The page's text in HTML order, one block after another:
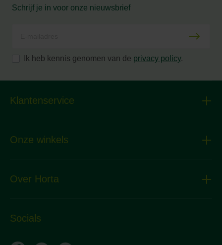
Schrijf je in voor onze nieuwsbrief
Ik heb kennis genomen van de privacy policy.
Klantenservice
Onze winkels
Over Horta
Socials